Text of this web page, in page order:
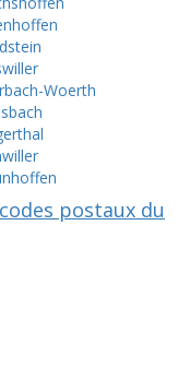
Woerth
postaux du